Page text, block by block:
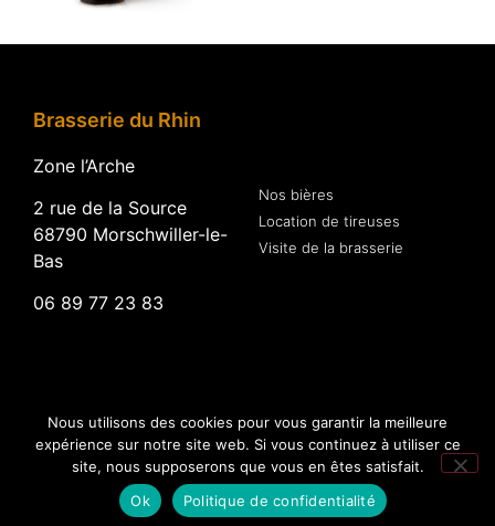
Brasserie du Rhin
Zone l’Arche
2 rue de la Source
68790 Morschwiller-le-
Bas
06 89 77 23 83
Nos bières
Location de tireuses
Visite de la brasserie
Nous utilisons des cookies pour vous garantir la meilleure
expérience sur notre site web. Si vous continuez à utiliser ce
site, nous supposerons que vous en êtes satisfait.
Ok
Politique de confidentialité